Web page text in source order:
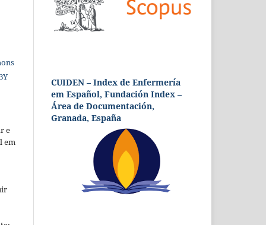
e
em
CUIDEN – Index de Enfermería
em Español, Fundación Index –
Área de Documentación,
Granada, España